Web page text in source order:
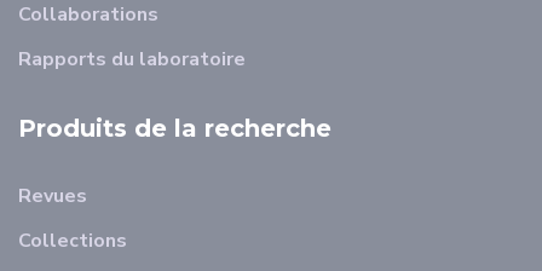
Collaborations
Rapports du laboratoire
Produits de la recherche
Revues
Collections